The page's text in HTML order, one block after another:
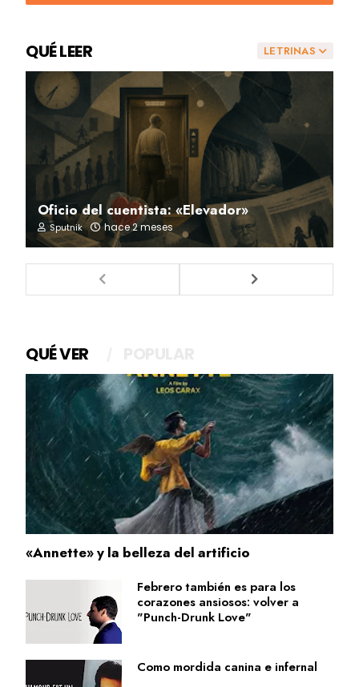
LETRINAS
QUÉ LEER
Oficio del cuentista: «Elevador»
Sputnik hace 2 meses
QUÉ VER
«Annette» y la belleza del artificio
Febrero también es para los
corazones ansiosos: volver a
"Punch-Drunk Love"
Como mordida canina e infernal